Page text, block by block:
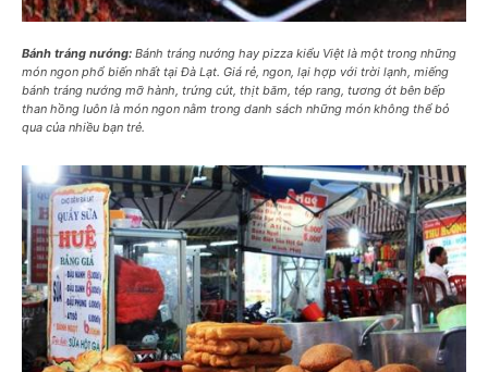
Bánh tráng nướng: Bánh tráng nướng hay pizza kiểu Việt là một trong những
món ngon phổ biến nhất tại Đà Lạt. Giá rẻ, ngon, lại hợp với trời lạnh, miếng
bánh tráng nướng mỡ hành, trứng cút, thịt băm, tép rang, tương ớt bên bếp
than hồng luôn là món ngon nằm trong danh sách những món không thể bỏ
qua của nhiều bạn trẻ.